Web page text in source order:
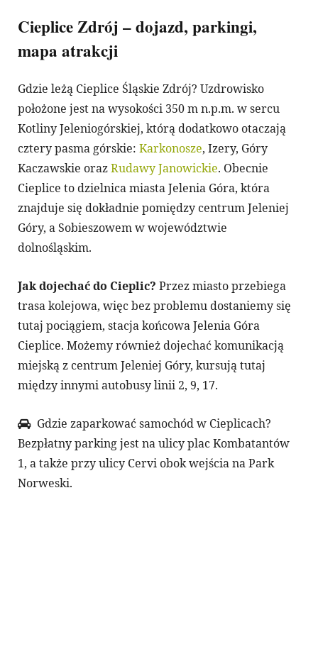
Cieplice Zdrój – dojazd, parkingi,
mapa atrakcji
Gdzie leżą Cieplice Śląskie Zdrój? Uzdrowisko
położone jest na wysokości 350 m n.p.m. w sercu
Kotliny Jeleniogórskiej, którą dodatkowo otaczają
cztery pasma górskie: Karkonosze, Izery, Góry
Kaczawskie orazRudawy Janowickie. Obecnie
Cieplice to dzielnica miasta Jelenia Góra, która
znajduje się dokładnie pomiędzy centrum Jeleniej
Góry, a Sobieszowem w województwie
dolnośląskim.
Jak dojechać do Cieplic? Przez miasto przebiega
trasa kolejowa, więc bez problemu dostaniemy się
tutaj pociągiem, stacja końcowa Jelenia Góra
Cieplice. Możemy również dojechać komunikacją
miejską z centrum Jeleniej Góry, kursują tutaj
między innymi autobusy linii 2, 9, 17.
Gdzie zaparkować samochód w Cieplicach?
Bezpłatny parking jest na ulicy plac Kombatantów
1, a także przy ulicy Cervi obok wejścia na Park
Norweski.